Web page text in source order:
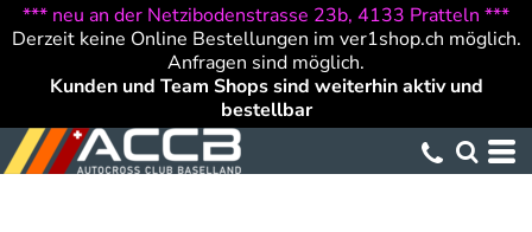
*** neu an der Netzibodenstrasse 23b, 4133 Pratteln ***
Derzeit keine Online Bestellungen im ver1shop.ch möglich.
Anfragen sind möglich.
Kunden und Team Shops sind weiterhin aktiv und
bestellbar